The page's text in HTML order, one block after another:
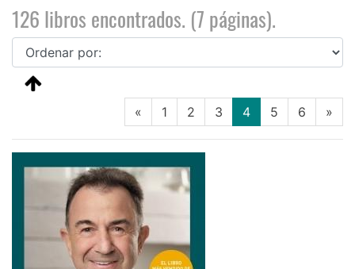
126 libros encontrados. (7 páginas).
« 1 2 3 4(current)
5 6 »